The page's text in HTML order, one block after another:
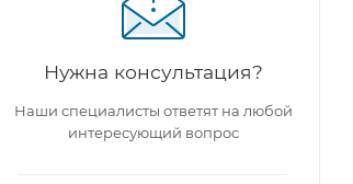
Нужна консультация?
Наши специалисты ответят на любой
интересующий вопрос